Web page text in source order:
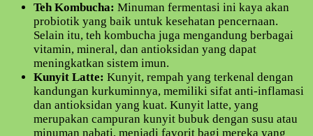
Teh Kombucha: Minuman fermentasi ini kaya akan
probiotik yang baik untuk kesehatan pencernaan.
Selain itu, teh kombucha juga mengandung berbagai
vitamin, mineral, dan antioksidan yang dapat
meningkatkan sistem imun.
Kunyit Latte: Kunyit, rempah yang terkenal dengan
kandungan kurkuminnya, memiliki sifat anti-inflamasi
dan antioksidan yang kuat. Kunyit latte, yang
merupakan campuran kunyit bubuk dengan susu atau
minuman nabati, menjadi favorit bagi mereka yang